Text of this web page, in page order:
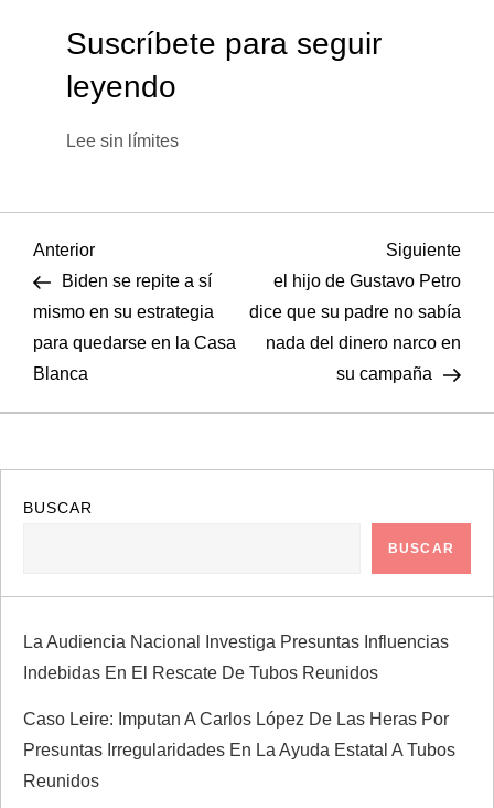
Suscríbete para seguir
leyendo
Lee sin límites
N
a
v
e
g
a
ó
n
d
Entrada
anterior
Anterior
Biden se repite a sí
mismo en su estrategia
para quedarse en la Casa
Blanca
Siguiente
el hijo de Gustavo Petro
dice que su padre no sabía
nada del dinero narco en
su campaña
BUSCAR
BUSCAR
La Audiencia Nacional Investiga Presuntas Influencias
Indebidas En El Rescate De Tubos Reunidos
Caso Leire: Imputan A Carlos López De Las Heras Por
Presuntas Irregularidades En La Ayuda Estatal A Tubos
Reunidos